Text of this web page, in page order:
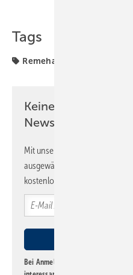
Tags
Remeha
Keine Zeit? Kein
Newsletter!
Mit unserem Newsletter
ausgewählte Informationen
kostenlos direkt ins Postfach.
Bei Anmeldung zu diesem